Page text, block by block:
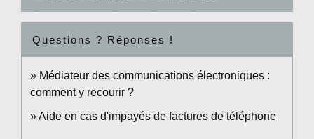
Questions ? Réponses !
Médiateur des communications électroniques :
comment y recourir ?
Aide en cas d'impayés de factures de téléphone